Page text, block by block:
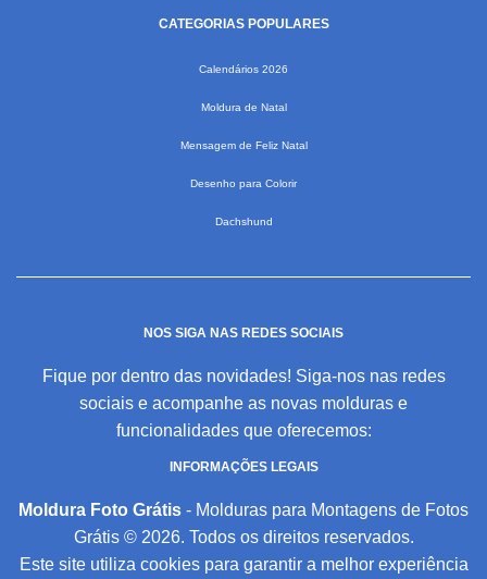
CATEGORIAS POPULARES
Calendários 2026
Moldura de Natal
Mensagem de Feliz Natal
Desenho para Colorir
Dachshund
NOS SIGA NAS REDES SOCIAIS
Fique por dentro das novidades! Siga-nos nas redes
sociais e acompanhe as novas molduras e
funcionalidades que oferecemos:
INFORMAÇÕES LEGAIS
Moldura Foto Grátis - Molduras para Montagens de Fotos
Grátis © 2026. Todos os direitos reservados.
Este site utiliza cookies para garantir a melhor experiência